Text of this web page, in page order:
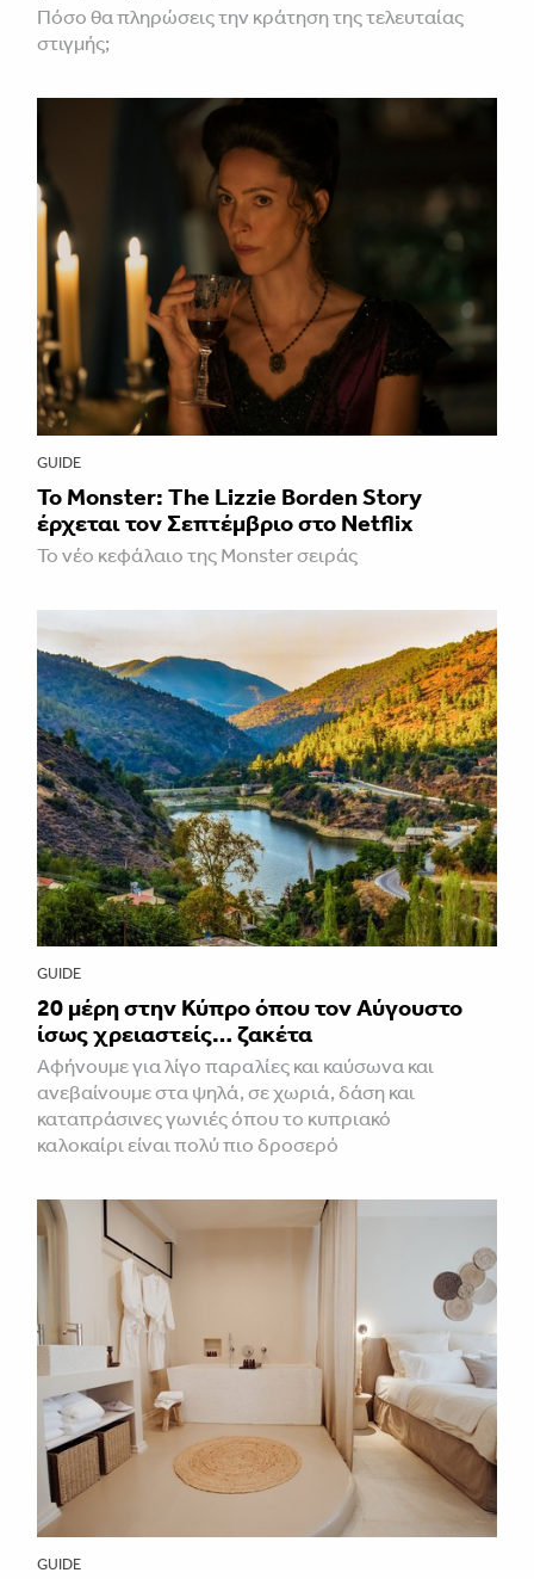
Πόσο θα πληρώσεις την κράτηση της τελευταίας
στιγμής;
GUIDE
Το Monster: The Lizzie Borden Story
έρχεται τον Σεπτέμβριο στο Netflix
Το νέο κεφάλαιο της Monster σειράς
GUIDE
20 μέρη στην Κύπρο όπου τον Αύγουστο
ίσως χρειαστείς… ζακέτα
Αφήνουμε για λίγο παραλίες και καύσωνα και
ανεβαίνουμε στα ψηλά, σε χωριά, δάση και
καταπράσινες γωνιές όπου το κυπριακό
καλοκαίρι είναι πολύ πιο δροσερό
GUIDE